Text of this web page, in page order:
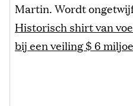
Martin. Wordt
Historisch shirt van
bij een veiling $ 6